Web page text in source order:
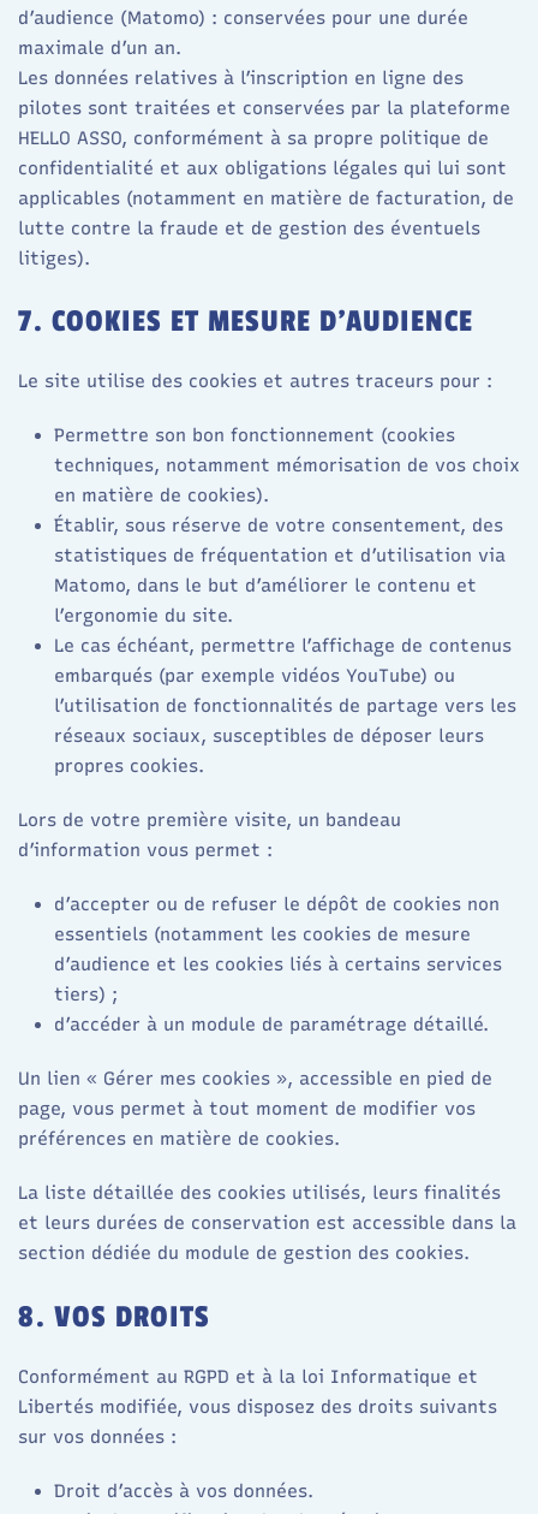
d’audience (Matomo) : conservées pour une durée
maximale d’un an.​
Les données relatives à l’inscription en ligne des
pilotes sont traitées et conservées par la plateforme
HELLO ASSO, conformément à sa propre politique de
confidentialité et aux obligations légales qui lui sont
applicables (notamment en matière de facturation, de
lutte contre la fraude et de gestion des éventuels
litiges).
7. COOKIES ET MESURE D’AUDIENCE
Le site utilise des cookies et autres traceurs pour :
Permettre son bon fonctionnement (cookies
techniques, notamment mémorisation de vos choix
en matière de cookies).
Établir, sous réserve de votre consentement, des
statistiques de fréquentation et d’utilisation via
Matomo, dans le but d’améliorer le contenu et
l’ergonomie du site.​
Le cas échéant, permettre l’affichage de contenus
embarqués (par exemple vidéos YouTube) ou
l’utilisation de fonctionnalités de partage vers les
réseaux sociaux, susceptibles de déposer leurs
propres cookies.​
Lors de votre première visite, un bandeau
d’information vous permet :
d’accepter ou de refuser le dépôt de cookies non
essentiels (notamment les cookies de mesure
d’audience et les cookies liés à certains services
tiers) ;
d’accéder à un module de paramétrage détaillé.​
Un lien « Gérer mes cookies », accessible en pied de
page, vous permet à tout moment de modifier vos
préférences en matière de cookies.​
La liste détaillée des cookies utilisés, leurs finalités
et leurs durées de conservation est accessible dans la
section dédiée du module de gestion des cookies.​
8. VOS DROITS
Conformément au RGPD et à la loi Informatique et
Libertés modifiée, vous disposez des droits suivants
sur vos données :
Droit d’accès à vos données.